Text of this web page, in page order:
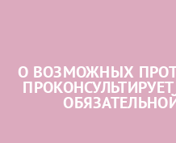
О ВОЗМОЖНЫХ